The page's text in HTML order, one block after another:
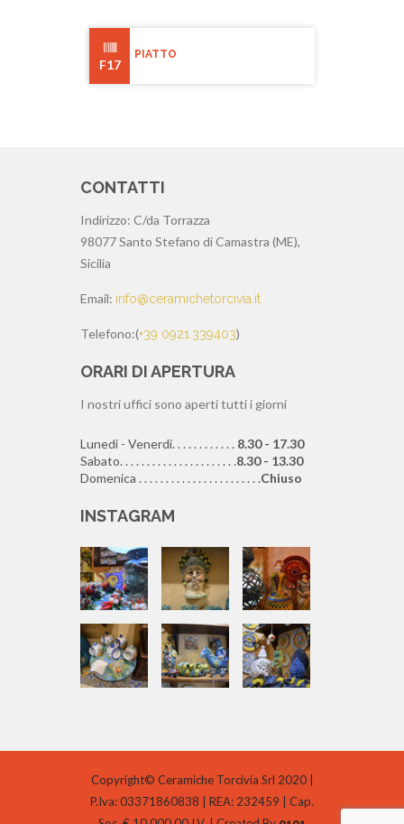
F17
PIATTO
CONTATTI
Indirizzo: C/da Torrazza
98077 Santo Stefano di Camastra (ME),
Sicilia
Email: info@ceramichetorcivia.it
Telefono:(+39 0921.339403)
ORARI DI APERTURA
I nostri uffici sono aperti tutti i giorni
Lunedi - Venerdi. . . . . . . . . . . . 8.30 - 17.30
Sabato. . . . . . . . . . . . . . . . . . . . . .8.30 - 13.30
Domenica . . . . . . . . . . . . . . . . . . . . . . .Chiuso
INSTAGRAM
Copyright© Ceramiche Torcivia Srl 2020 |
P.Iva: 03371860838 | REA: 232459 | Cap.